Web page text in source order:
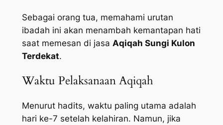
Sebagai orang tua, memahami urutan
ibadah ini akan menambah kemantapan hati
saat memesan di jasa Aqiqah Sungi Kulon
Terdekat.
Waktu Pelaksanaan Aqiqah
Menurut hadits, waktu paling utama adalah
hari ke-7 setelah kelahiran. Namun, jika